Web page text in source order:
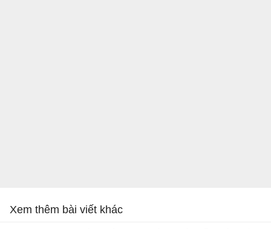
Xem thêm bài viết khác